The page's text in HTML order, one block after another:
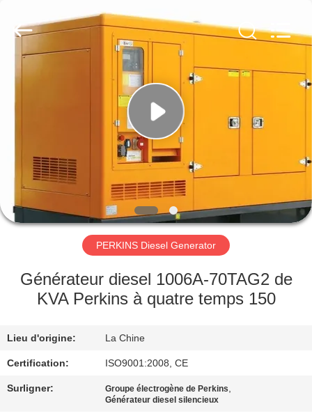
MAISON
SUJET
DE
NOUS
VISITE
D'USINE
CONTRÔLE
DE
QUALITÉ
Power
Equipment
Reserved.
PERKINS Diesel Generator
Générateur diesel 1006A-70TAG2 de
KVA Perkins à quatre temps 150
Lieu d'origine: La Chine
Certification: ISO9001:2008, CE
Surligner: Groupe électrogène de Perkins,
Générateur diesel silencieux